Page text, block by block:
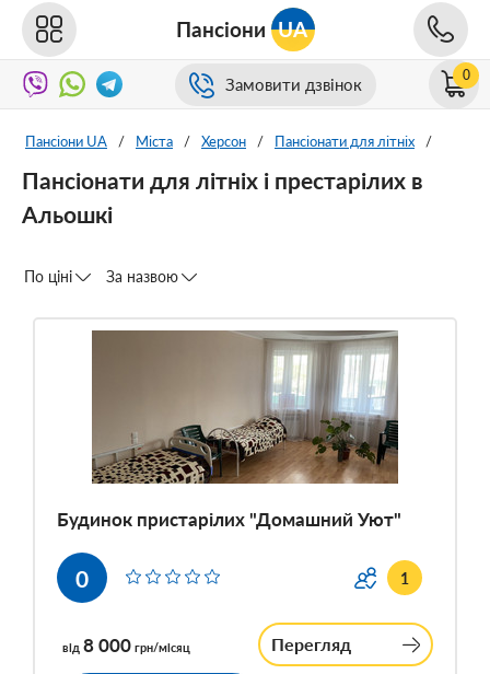
Пансіони UA
Замовити дзвінок 0
Пансіони UA / Міста / Херсон / Пансіонати для літніх /
Пансіонати для літніх і престарілих в
Альошкі
По ціні За назвою
Будинок пристарілих "Домашний Уют"
0 1
від 8 000 грн/місяц Перегляд